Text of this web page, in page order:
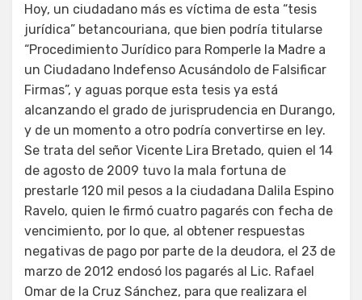
Hoy, un ciudadano más es víctima de esta “tesis
jurídica” betancouriana, que bien podría titularse
“Procedimiento Jurídico para Romperle la Madre a
un Ciudadano Indefenso Acusándolo de Falsificar
Firmas”, y aguas porque esta tesis ya está
alcanzando el grado de jurisprudencia en Durango,
y de un momento a otro podría convertirse en ley.
Se trata del señor Vicente Lira Bretado, quien el 14
de agosto de 2009 tuvo la mala fortuna de
prestarle 120 mil pesos a la ciudadana Dalila Espino
Ravelo, quien le firmó cuatro pagarés con fecha de
vencimiento, por lo que, al obtener respuestas
negativas de pago por parte de la deudora, el 23 de
marzo de 2012 endosó los pagarés al Lic. Rafael
Omar de la Cruz Sánchez, para que realizara el